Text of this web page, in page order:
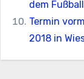
dem
Termin
2018 in